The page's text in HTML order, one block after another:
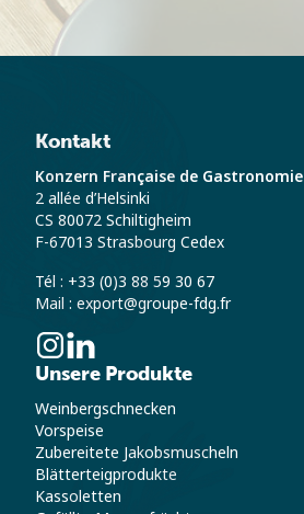
Kontakt
Konzern Française de Gastronomie
2 allée d’Helsinki
CS 80072 Schiltigheim
F-67013 Strasbourg Cedex
Tél : +33 (0)3 88 59 30 67
Mail : export@groupe-fdg.fr
Unsere Produkte
Weinbergschnecken
Vorspeise
Zubereitete Jakobsmuscheln
Blätterteigprodukte
Kassoletten